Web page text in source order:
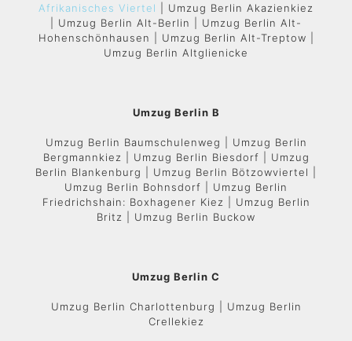
Afrikanisches Viertel
| Umzug Berlin Akazienkiez
| Umzug Berlin Alt-Berlin | Umzug Berlin Alt-
Hohenschönhausen | Umzug Berlin Alt-Treptow |
Umzug Berlin Altglienicke
Umzug Berlin B
Umzug Berlin Baumschulenweg | Umzug Berlin
Bergmannkiez | Umzug Berlin Biesdorf | Umzug
Berlin Blankenburg | Umzug Berlin Bötzowviertel |
Umzug Berlin Bohnsdorf | Umzug Berlin
Friedrichshain: Boxhagener Kiez | Umzug Berlin
Britz | Umzug Berlin Buckow
Umzug Berlin C
Umzug Berlin Charlottenburg | Umzug Berlin
Crellekiez